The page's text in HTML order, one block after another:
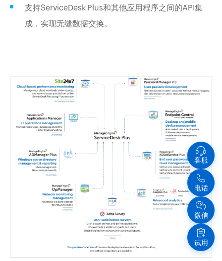
支持ServiceDesk Plus和其他应用程序之间的API集
成，实现无缝数据交换。
客服
电话
微信
试用